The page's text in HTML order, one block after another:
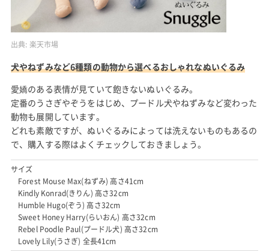
出典: 楽天市場
犬やねずみなど6種類の動物から選べるおしゃれなぬいぐるみ
愛嬌のある表情が見ていて飽きないぬいぐるみ。
定番のうさぎやぞうをはじめ、プードル犬やねずみなど変わった
動物も展開しています。
どれも素敵ですが、ぬいぐるみによっては洗えないものもあるの
で、購入する際はよくチェックしておきましょう。
サイズ
Forest Mouse Max(ねずみ) 高さ41cm
Kindly Konrad(きりん) 高さ32cm
Humble Hugo(ぞう) 高さ32cm
Sweet Honey Harry(らいおん) 高さ32cm
Rebel Poodle Paul(プードル犬) 高さ32cm
Lovely Lily(うさぎ) 全長41cm